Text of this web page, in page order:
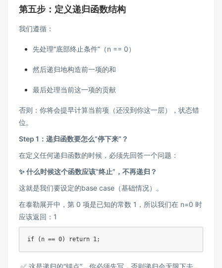
第五步：定义递归函数结构
我们遵循：
先处理“底部终止条件”（n == 0）
然后递归地构造前一项的和
最后处理当前这一项的贡献
否则：你将会提早计算当前项（还没到你这一层），状态错
位。
Step 1：递归函数要怎么“停下来”？
在定义任何递归函数的时候，必须先回答一个问题：
✨ 什么时候这个函数应该“终止”，不再递归？
这就是我们要设定的base case（基础情况）。
在泰勒展开中，第 0 项是已知的常数 1，所以我们在 n=0 时
应该返回：1
✅ 这是递归的“锚点”，你必须先写，否则递归会无限下去。